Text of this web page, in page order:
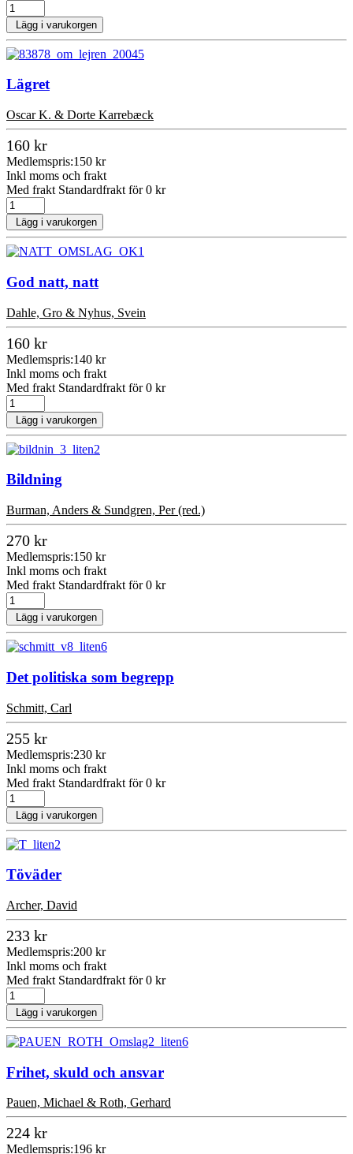
Lägg i varukorgen
Lägret
Oscar K. & Dorte Karrebæck
160 kr
Medlemspris:150 kr
Inkl moms och frakt
Med frakt Standardfrakt för 0 kr
Lägg i varukorgen
God natt, natt
Dahle, Gro & Nyhus, Svein
160 kr
Medlemspris:140 kr
Inkl moms och frakt
Med frakt Standardfrakt för 0 kr
Lägg i varukorgen
Bildning
Burman, Anders & Sundgren, Per (red.)
270 kr
Medlemspris:150 kr
Inkl moms och frakt
Med frakt Standardfrakt för 0 kr
Lägg i varukorgen
Det politiska som begrepp
Schmitt, Carl
255 kr
Medlemspris:230 kr
Inkl moms och frakt
Med frakt Standardfrakt för 0 kr
Lägg i varukorgen
Töväder
Archer, David
233 kr
Medlemspris:200 kr
Inkl moms och frakt
Med frakt Standardfrakt för 0 kr
Lägg i varukorgen
Frihet, skuld och ansvar
Pauen, Michael & Roth, Gerhard
224 kr
Medlemspris:196 kr